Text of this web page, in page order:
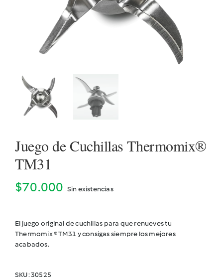
Juego de Cuchillas Thermomix®
TM31
$70.000 Sin existencias
El juego original de cuchillas para que renueves tu
Thermomix ® TM31 y consigas siempre los mejores
acabados.
SKU:30525